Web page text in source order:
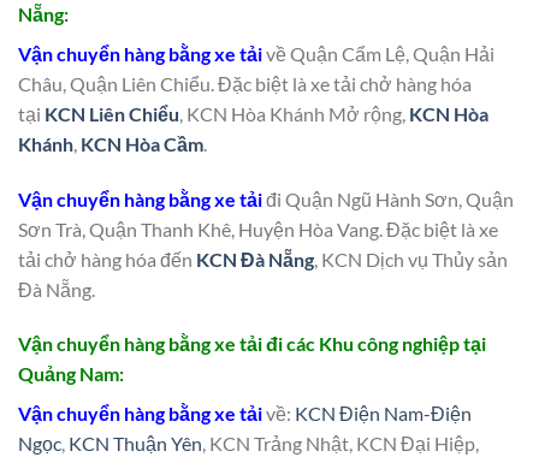
Nẵng:
Vận chuyển hàng bằng xe tảivề Quận Cẩm Lệ, Quận Hải
Châu, Quận Liên Chiểu. Đặc biệt là xe tải chở hàng hóa
tại KCN Liên Chiểu, KCN Hòa Khánh Mở rộng, KCN Hòa
Khánh, KCN Hòa Cầm.
Vận chuyển hàng bằng xe tảiđi Quận Ngũ Hành Sơn, Quận
Sơn Trà, Quận Thanh Khê, Huyện Hòa Vang. Đặc biệt là xe
tải chở hàng hóa đến KCN Đà Nẵng , KCN Dịch vụ Thủy sản
Đà Nẵng.
Vận chuyển hàng bằng xe tải đi các Khu công nghiệp tại
Quảng Nam:
Vận chuyển hàng bằng xe tảivề: KCN Điện Nam-Điện
Ngọc, KCN Thuận Yên, KCN Trảng Nhật, KCN Đại Hiệp,